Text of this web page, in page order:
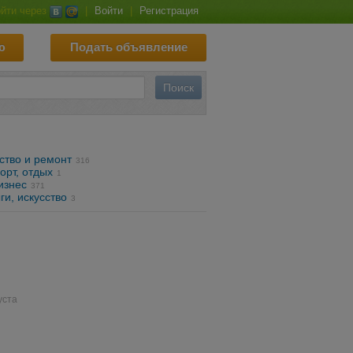
через Войти Регистрация
Подать объявление
и ремонт 316
отдых 1
371
искусство 3